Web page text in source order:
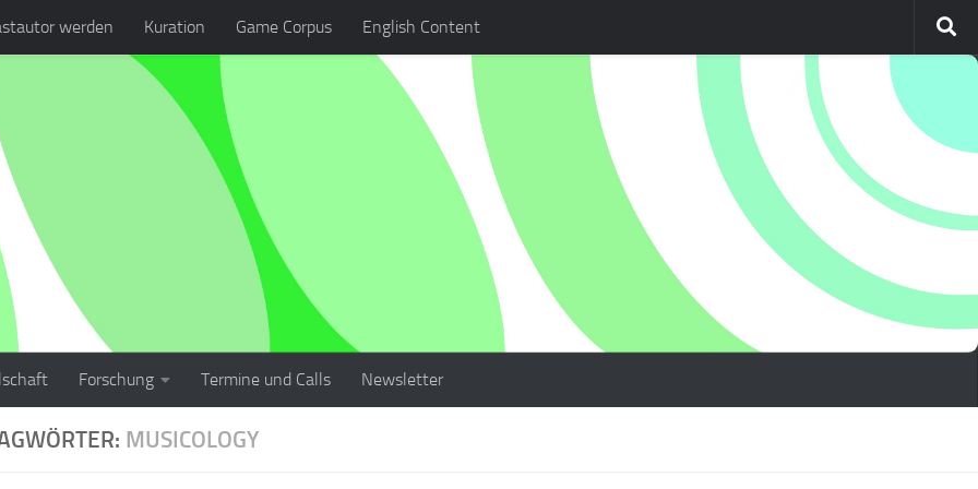
werden Kuration Game Corpus English Content
Forschung Termine und Calls Newsletter
MUSICOLOGY